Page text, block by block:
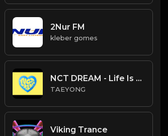
2Nur FM
kleber gomes
NCT DREAM - Life Is Still Going On (Official Instrumental)
TAEYONG
Viking Trance